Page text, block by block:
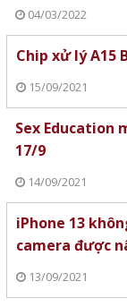
04/03/2022
Chip xử lý A15
15/09/2021
Sex Education
17/9
14/09/2021
iPhone 13
camera được
13/09/2021